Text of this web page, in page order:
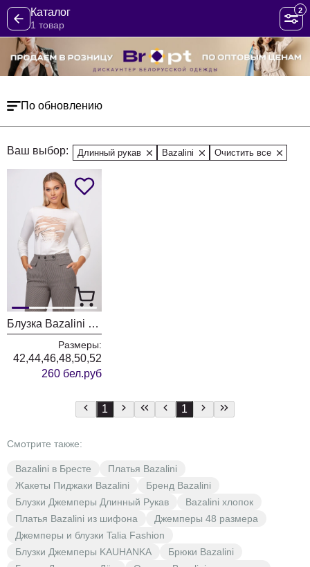
Каталог
1 товар
2
По обновлению
Ваш выбор: Длинный рукав Bazalini Очистить все
Блузка Bazalini 5084 белый
Размеры:
42,44,46,48,50,52
260 бел.руб
1 1
Смотрите также:
Bazalini в Бресте
Платья Bazalini
Жакеты Пиджаки Bazalini
Бренд Bazalini
Блузки Джемперы Длинный Рукав
Bazalini хлопок
Платья Bazalini из шифона
Джемперы 48 размера
Джемперы и блузки Talia Fashion
Блузки Джемперы KAUHANKA
Брюки Bazalini